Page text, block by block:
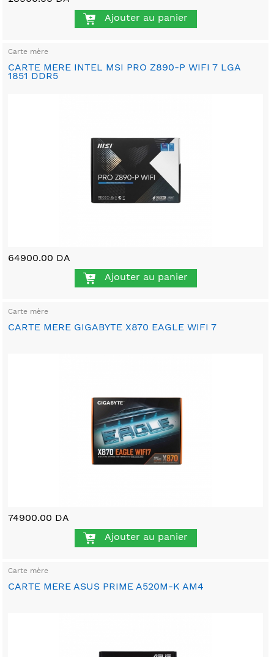
Ajouter au panier
Carte mère
CARTE MERE INTEL MSI PRO Z890-P WIFI 7 LGA
1851 DDR5
64900.00 DA
Ajouter au panier
Carte mère
CARTE MERE GIGABYTE X870 EAGLE WIFI 7
74900.00 DA
Ajouter au panier
Carte mère
CARTE MERE ASUS PRIME A520M-K AM4